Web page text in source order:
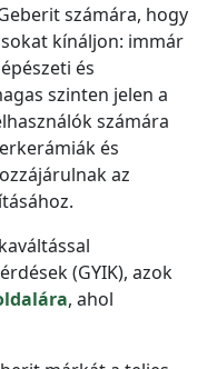
számára, hogy
kínáljon: immár
és
szinten jelen a
számára
és
az
(GYIK), azok
, ahol